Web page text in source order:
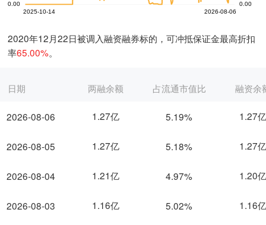
2020年12月22日被调入融资融券标的，可冲抵保证金最高折扣
率65.00%。
日期
2026-08-06
2026-08-05
2026-08-04
2026-08-03
两融余额 占流通市值比 融资余
1.27亿 5.19% 1.27亿
1.27亿 5.18% 1.27亿
1.21亿 4.97% 1.20亿
1.16亿 5.02% 1.16亿